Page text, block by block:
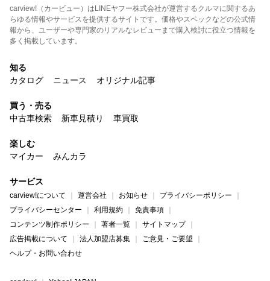
carview!（カービュー）はLINEヤフー株式会社が運営するクルマに関するあ
らゆる情報やサービスを提供するサイトです。価格やスペックなどの公式情
報から、ユーザーや専門家のリアルなレビューまで購入検討に役立つ情報を
多く掲載しています。
知る
カタログ
ニュース オリジナル記事
買う・売る
中古車検索
新車見積り 車買取
楽しむ
マイカー
みんカラ
サービス
carview!について 運営会社 お知らせ
プライバシーポリシー
プライバシーセンター
利用規約
免責事項
コンテンツ制作ポリシー
著者一覧
サイトマップ
広告掲載について
法人加盟店募集
ご意見・ご要望
ヘルプ・お問い合わせ